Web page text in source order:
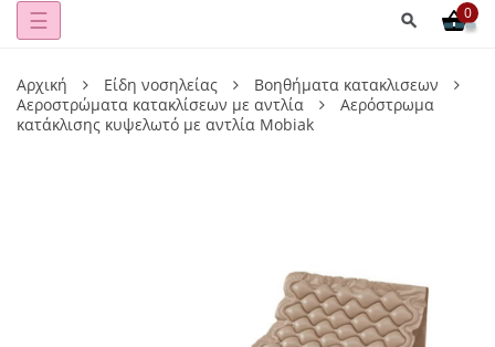
Toggle
☰ 0
Αρχική Είδη νοσηλείας
Βοηθήματα κατακλισεων
Αεροστρώματα κατακλίσεων με αντλία
Aερόστρωμα
κατάκλισης κυψελωτό με αντλία Mobiak